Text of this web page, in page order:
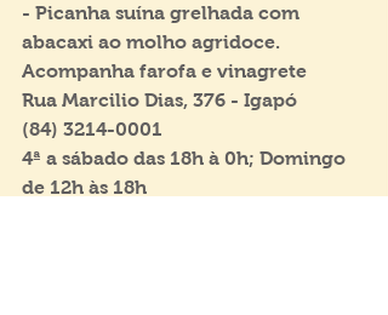
- Picanha suína grelhada com
abacaxi ao molho agridoce.
Acompanha farofa e vinagrete
Rua Marcilio Dias, 376 - Igapó
(84) 3214-0001
4ª a sábado das 18h à 0h; Domingo
de 12h às 18h